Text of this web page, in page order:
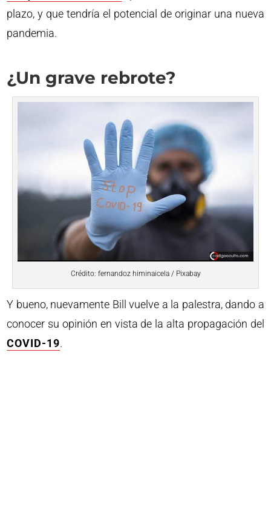
plazo, y que tendría el potencial de originar una nueva
pandemia.
¿Un grave rebrote?
Crédito: fernandoz himinaicela / Pixabay
Y bueno, nuevamente Bill vuelve a la palestra, dando a
conocer su opinión en vista de la alta propagación del
COVID-19.